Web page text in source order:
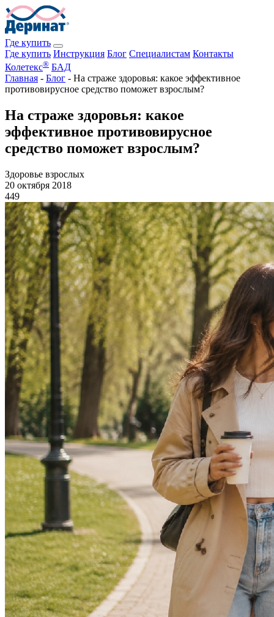
Где купить
Где купить Инструкция Блог Специалистам Контакты
Колетекс® БАД
Главная - Блог - На страже здоровья: какое эффективное
противовирусное средство поможет взрослым?
На страже здоровья: какое
эффективное противовирусное
средство поможет взрослым?
Здоровье взрослых
20 октября 2018
449